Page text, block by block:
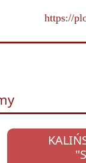
https://